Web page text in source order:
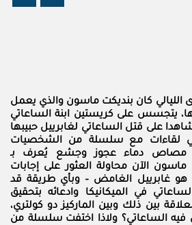
الليالي كان بنديكت ماسون والذي يعمل
يتجسس على كريستين ابنة الساعاتي
على قتل الساعاتي لغابرييل حبيبها
لقاءات مع سلسلة من الشخصيات
مصاص دماء عجوز وجشع يُعرف بـ
ماسون الآن محاولة العثور على إجابات
هو غابرييل الغامض – وبأي طريقة قد
في الميكانيكا وادعائه بتحقيق
بين ذلك وبين الماركيز دو كولتري،
الساعاتي؟ ولاذا اختفت سلسلة من